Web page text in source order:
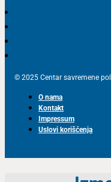
© 2025 Centar savremene
O nama
Kontakt
Impressum
Uslovi korišćenja